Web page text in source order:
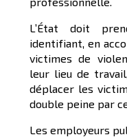
L’État doit
identifiant, en
victimes de
leur lieu de
déplacer les
double peine par
Les employeurs